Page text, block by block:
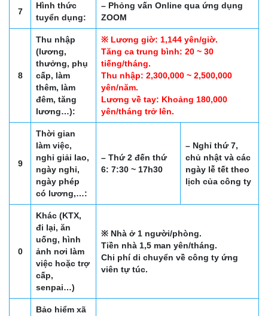
7
Hình thức
tuyển dụng:
– Phỏng vấn Online qua ứng dụng
ZOOM
8
Thu nhập
(lương,
thưởng, phụ
cấp, làm
thêm, làm
đêm, tăng
lương…):
※ Lương giờ: 1,144 yên/giờ.
Tăng ca trung bình: 20 ~ 30
tiếng/tháng.
Thu nhập: 2,300,000 ~ 2,500,000
yên/năm.
Lương về tay: Khoảng 180,000
yên/tháng trở lên.
9
Thời gian
làm việc,
nghỉ giải lao,
ngày nghỉ,
ngày phép
có lương,…:
– Thứ 2 đến thứ
6: 7:30 ~ 17h30
– Nghỉ thứ 7,
chủ nhật và các
ngày lễ tết theo
lịch của công ty
0
Khác (KTX,
đi lại, ăn
uống, hình
ảnh nơi làm
việc hoặc trợ
cấp,
senpai…)
※ Nhà ở 1 người/phòng.
Tiền nhà 1,5 man yên/tháng.
Chi phí di chuyển về công ty ứng
viên tự túc.
Bảo hiểm xã